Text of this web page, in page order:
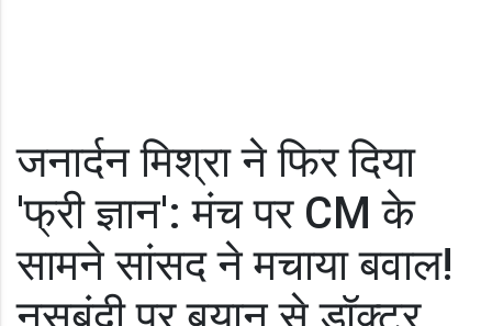
जनार्दन मिश्रा ने फिर दिया
'फ्री ज्ञान': मंच पर CM के
सामने सांसद ने मचाया बवाल!